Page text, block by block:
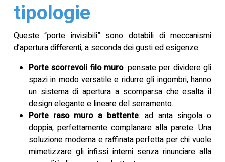
tipologie
Queste “porte invisibili” sono dotabili di meccanismi
d’apertura differenti, a seconda dei gusti ed esigenze:
Porte scorrevoli filo muro: pensate per dividere gli
spazi in modo versatile e ridurre gli ingombri, hanno
un sistema di apertura a scomparsa che esalta il
design elegante e lineare del serramento.
Porte raso muro a battente: ad anta singola o
doppia, perfettamente complanare alla parete. Una
soluzione moderna e raffinata perfetta per chi vuole
mimetizzare gli infissi interni senza rinunciare alla